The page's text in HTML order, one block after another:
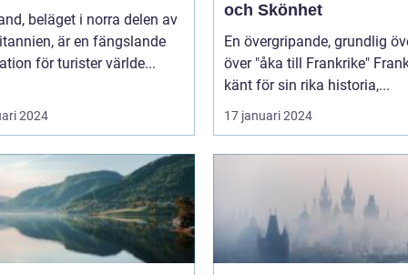
beläget i norra delen av
är en fängslande
för turister världe...
2024
och Skönhet
En övergripande, grundlig
över "åka till Frankrike" Frankrike,
känt för sin rika historia,...
17 januari 2024